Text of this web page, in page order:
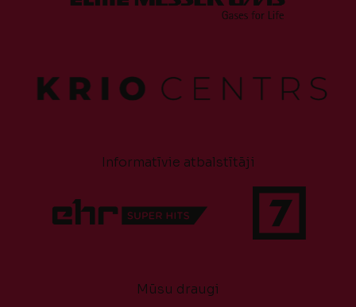
Informatīvie atbalstītāji
Mūsu draugi